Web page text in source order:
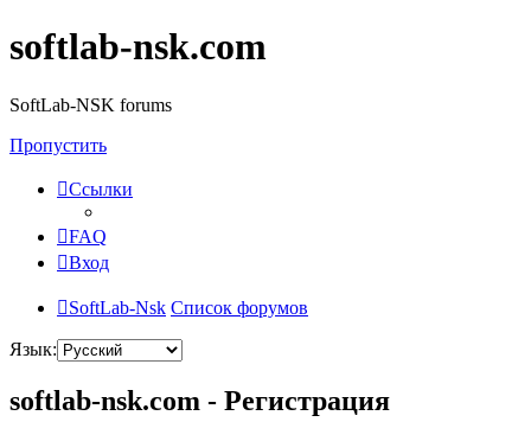
softlab-nsk.com
SoftLab-NSK forums
Пропустить
Ссылки
FAQ
Вход
SoftLab-Nsk Список форумов
Язык:
softlab-nsk.com - Регистрация